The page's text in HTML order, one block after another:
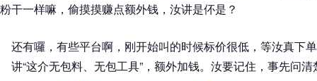
粉干一样嘛，偷摸摸赚点额外钱，汝讲是伓是？
还有囉，有些平台啊，刚开始叫的时候标价很低，等汝真下
讲“这介无包料、无包工具”，额外加钱。汝要记住，事先问清